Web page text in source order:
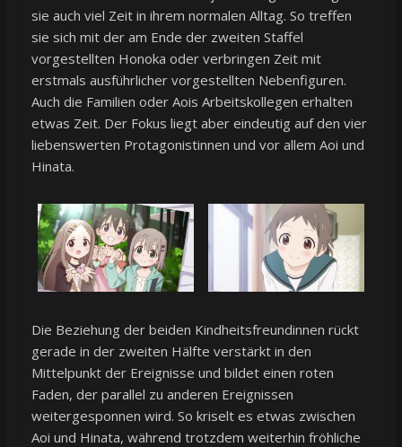
sie auch viel Zeit in ihrem normalen Alltag. So treffen
sie sich mit der am Ende der zweiten Staffel
vorgestellten Honoka oder verbringen Zeit mit
erstmals ausführlicher vorgestellten Nebenfiguren.
Auch die Familien oder Aois Arbeitskollegen erhalten
etwas Zeit. Der Fokus liegt aber eindeutig auf den vier
liebenswerten Protagonistinnen und vor allem Aoi und
Hinata.
Die Beziehung der beiden Kindheitsfreundinnen rückt
gerade in der zweiten Hälfte verstärkt in den
Mittelpunkt der Ereignisse und bildet einen roten
Faden, der parallel zu anderen Ereignissen
weitergesponnen wird. So kriselt es etwas zwischen
Aoi und Hinata, während trotzdem weiterhin fröhliche